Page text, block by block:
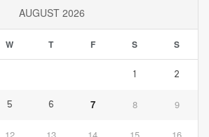
AUGUST 2026
W T F S S
1 2
5 6 7 8 9
12 13 14 15 16